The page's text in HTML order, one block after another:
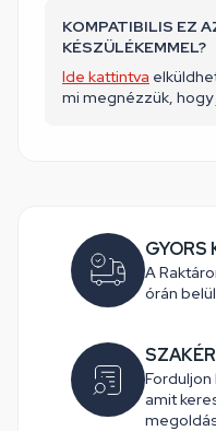
KOMPATIBILIS EZ
KÉSZÜLÉKEMMEL?
Ide kattintva
mi megnézzük,
GYORS
A
órán
Forduljon
amit